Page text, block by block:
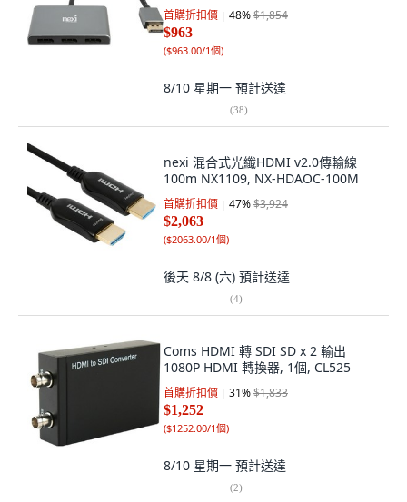
首購折扣價 48%$1,854
$963
($963.00/1個)
8/10 星期一 預計送達
(38)
nexi 混合式光纖HDMI v2.0傳輸線
100m NX1109, NX-HDAOC-100M
首購折扣價 47%$3,924
$2,063
($2063.00/1個)
後天 8/8 (六) 預計送達
(4)
Coms HDMI 轉 SDI SD x 2 輸出
1080P HDMI 轉換器, 1個, CL525
首購折扣價 31%$1,833
$1,252
($1252.00/1個)
8/10 星期一 預計送達
(2)